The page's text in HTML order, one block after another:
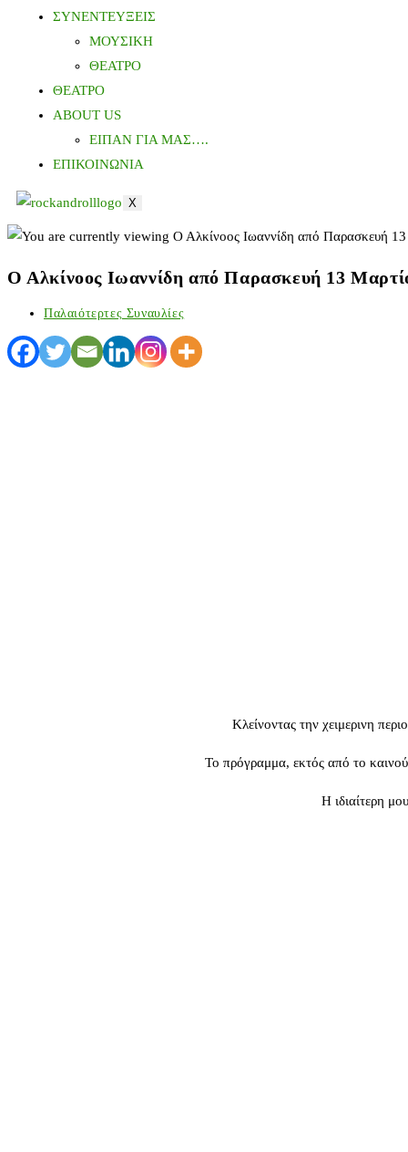
ΣΥΝΕΝΤΕΥΞΕΙΣ
ΜΟΥΣΙΚΗ
ΘΕΑΤΡΟ
ΘΕΑΤΡΟ
ABOUT US
ΕΙΠΑΝ ΓΙΑ ΜΑΣ….
ΕΠΙΚΟΙΝΩΝΙΑ
X
Ο Αλκίνοος Ιωαννίδη από Παρασκευή 13
Παλαιότερτες Συναυλίες
Κλείνοντας την χειμερινη
Το πρόγραμμα, εκτός από το
Η ιδιαίτερη